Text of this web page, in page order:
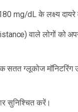
mg/dL के लक्ष्य दायरे
वाले लोगों को
सतत ग्लूकोज
सुनिश्चित करें।